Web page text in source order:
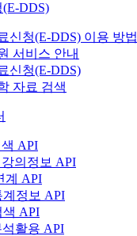
DDS)
신청(E-DDS) 이용 방법
서비스 안내
신청(E-DDS)
자료 검색
색 API
의정보 API
계 API
계정보 API
색 API
활용 API